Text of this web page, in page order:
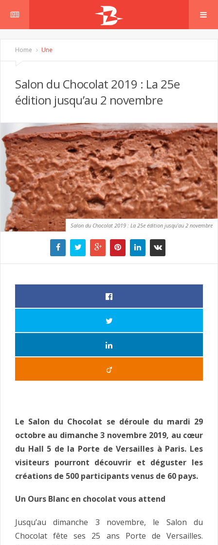
Home Une
Salon du Chocolat 2019 : La 25e
édition jusqu’au 2 novembre
Salon du Chocolat 2019 : La 25e édition jusqu’au 2 novembre
Le Salon du Chocolat se déroule du mardi 29
octobre au dimanche 3 novembre 2019, au cœur
du Hall 5 de la Porte de Versailles à Paris. Les
visiteurs pourront découvrir et déguster les
créations de 500 participants venus de 60 pays.
Un Ours Blanc en chocolat vous attend
Jusqu’au dimanche 3 novembre, le Salon du
Chocolat fête ses 25 ans Porte de Versailles.